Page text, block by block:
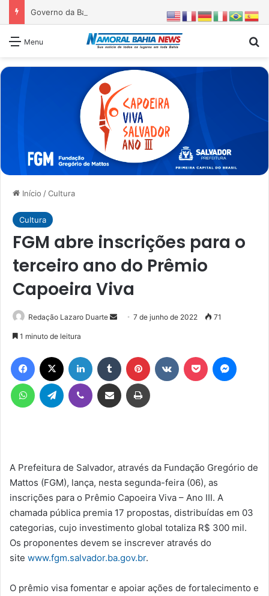
Governo da Bahia entrega 1ª etapa da requalificação do Parque Metropolitano de Pituaçu
Menu
Início /Cultura
Cultura
FGM abre inscrições para o
terceiro ano do Prêmio
Capoeira Viva
Redação Lazaro Duarte
Mande
mail
7 de junho de 2022 71
1 minuto de leitura
Facebook Linkedin Tumblr Pinterest Pocket
WhatsAppTelegram Viber Compartilhar via e-mail Imprimir
A Prefeitura de Salvador, através da Fundação Gregório de
Mattos (FGM), lança, nesta segunda-feira (06), as
inscrições para o Prêmio Capoeira Viva – Ano III. A
chamada pública premia 17 propostas, distribuídas em 03
categorias, cujo investimento global totaliza R$ 300 mil.
Os proponentes devem se inscrever através do
site www.fgm.salvador.ba.gov.br.
O prêmio visa fomentar e apoiar ações de fortalecimento e